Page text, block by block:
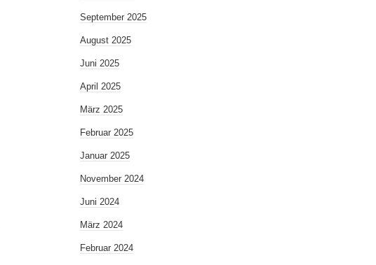
September 2025
August 2025
Juni 2025
April 2025
März 2025
Februar 2025
Januar 2025
November 2024
Juni 2024
März 2024
Februar 2024